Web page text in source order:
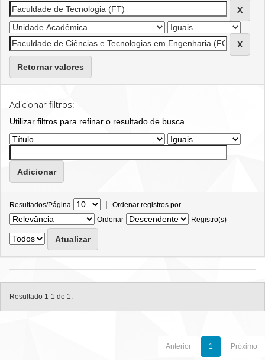
Retornar valores
Adicionar filtros:
Utilizar filtros para refinar o resultado de busca.
Resultados/Página | Ordenar registros por
Ordenar
Registro(s)
Resultado 1-1 de 1.
Anterior 1 Próximo